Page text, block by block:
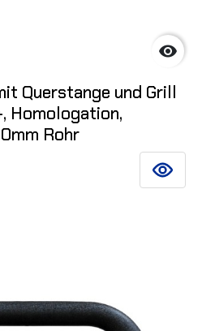

Querstange und Grill
Homologation,
Rohr
SIEHE